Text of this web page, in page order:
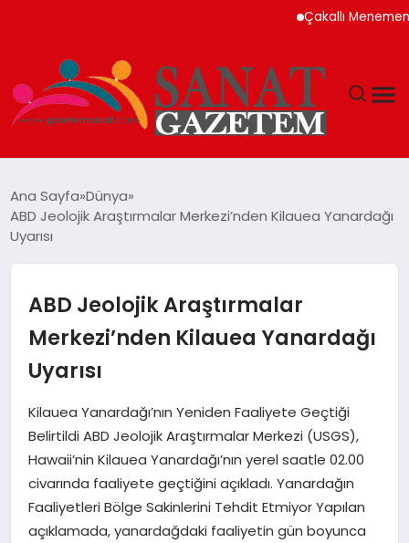
Çakallı Menemeni
TEKNOLOJI
YAŞAM
EKONOMI
SAĞLIK
DÜNYA
Ana Sayfa Dünya
ABD Jeolojik Araştırmalar Merkezi’nden Kilauea Yanardağı
Uyarısı
ABD Jeolojik Araştırmalar
Merkezi’nden Kilauea Yanardağı
Uyarısı
Kilauea Yanardağı’nın Yeniden Faaliyete Geçtiği
Belirtildi ABD Jeolojik Araştırmalar Merkezi (USGS),
Hawaii’nin Kilauea Yanardağı’nın yerel saatle 02.00
civarında faaliyete geçtiğini açıkladı. Yanardağın
Faaliyetleri Bölge Sakinlerini Tehdit Etmiyor Yapılan
açıklamada, yanardağdaki faaliyetin gün boyunca